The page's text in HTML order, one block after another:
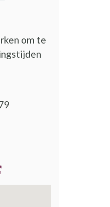
om te
opent een nieuw venster